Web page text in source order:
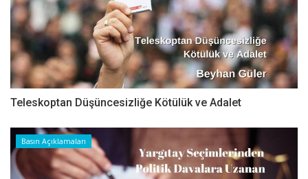
Teleskoptan Düşüncesizliğe Kötülük ve Adalet
Basın Açıklamaları